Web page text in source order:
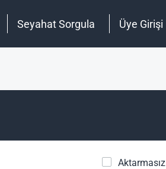
Seyahat Sorgula Üye Girişi
Aktarmasız